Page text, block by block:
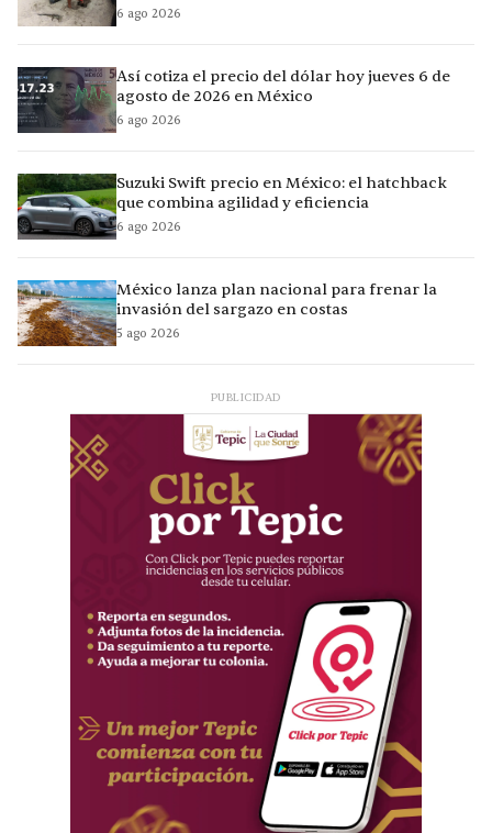
6 ago 2026
Así cotiza el precio del dólar hoy jueves 6 de
agosto de 2026 en México
6 ago 2026
Suzuki Swift precio en México: el hatchback
que combina agilidad y eficiencia
6 ago 2026
México lanza plan nacional para frenar la
invasión del sargazo en costas
5 ago 2026
PUBLICIDAD